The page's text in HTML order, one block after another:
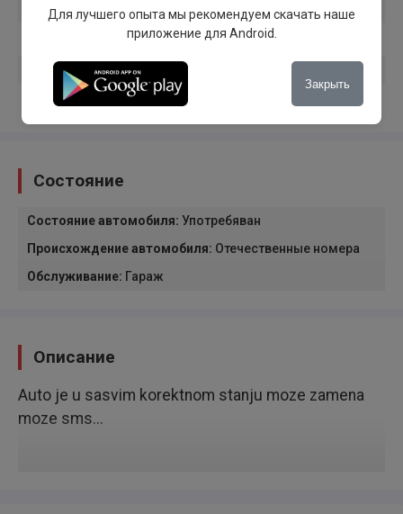
Подлакътник
Кожен волан
Държач за чаши
Состояние
Состояние автомобиля: Употребяван
Происхождение автомобиля: Отечественные номера
Обслуживание: Гараж
Описание
Auto je u sasvim korektnom stanju moze zamena
moze sms...
Для лучшего опыта мы рекомендуем скачать наше
приложение для Android.
Закрыть